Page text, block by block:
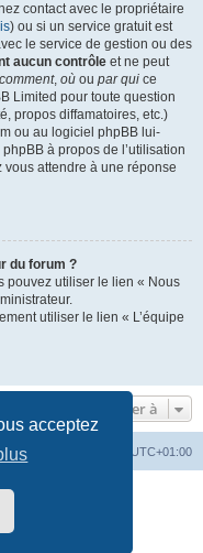
acceptez
contact avec le propriétaire
) ou si un service gratuit est
le service de gestion ou des
aucun contrôle et ne peut
comment, où ou par qui ce
Limited pour toute question
propos diffamatoires, etc.)
ou au logiciel phpBB lui-
à propos de l’utilisation
attendre à une réponse
du forum ?
pouvez utiliser le lien « Nous
utiliser le lien « L’équipe
Aller à
UTC+01:00
© phpBB Limited